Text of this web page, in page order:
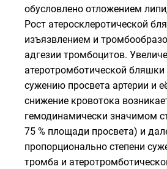
обусловлено отложением
Рост атеросклеротической
изъязвлением и
адгезии тромбоцитов.
атеротромботической
сужению просвета артерии и
снижение кровотока
гемодинамически значимом
75 % площади просвета) и
пропорционально степени
тромба и